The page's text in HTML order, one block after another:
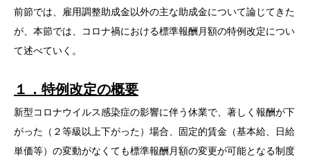
前節では、雇用調整助成金以外の主な助成金について論じてきた
が、本節では、コロナ禍における標準報酬月額の特例改定につい
て述べていく。
１．特例改定の概要
新型コロナウイルス感染症の影響に伴う休業で、著しく報酬が下
がった（２等級以上下がった）場合、固定的賃金（基本給、日給
単価等）の変動がなくても標準報酬月額の変更が可能となる制度